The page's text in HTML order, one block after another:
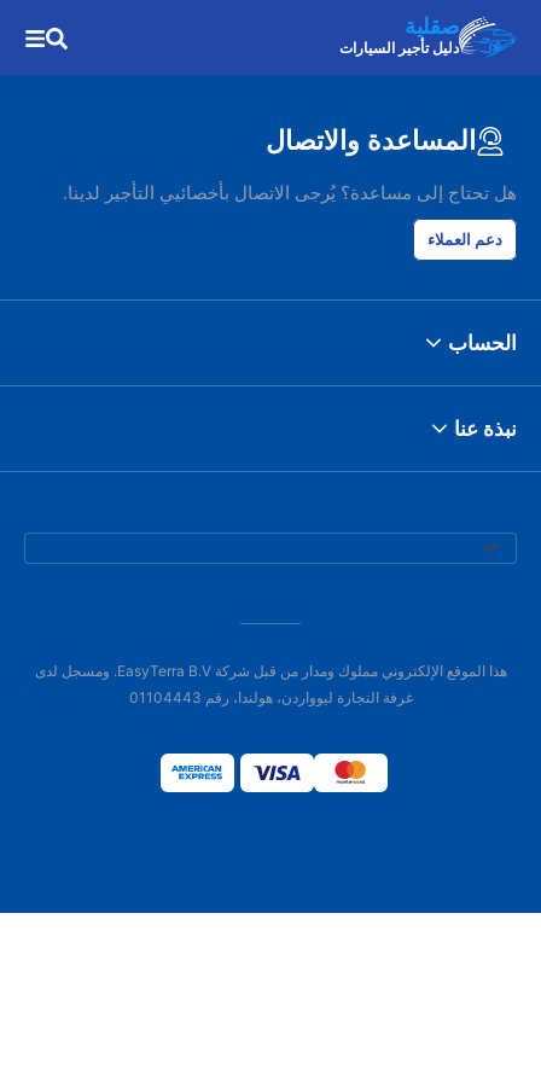
صقلية
دليل تأجير السيارات
المساعدة والاتصال
هل تحتاج إلى مساعدة؟ يُرجى الاتصال بأخصائيي التأجير لدينا.
دعم العملاء
الحساب
نبذة عنا
هذا الموقع الإلكتروني مملوك ومدار من قبل شركة EasyTerra B.V. ومسجل لدى
غرفة التجارة ليوواردن، هولندا، رقم 01104443